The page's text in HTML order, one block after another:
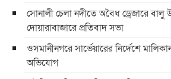
সোনালী চেলা নদীতে অবৈধ ড্রেজারে বালু
দোয়ারাবাজারে প্রতিবাদ সভা
ওসমানীনগরে সার্ভেয়ারের নির্দেশে
অভিযোগ